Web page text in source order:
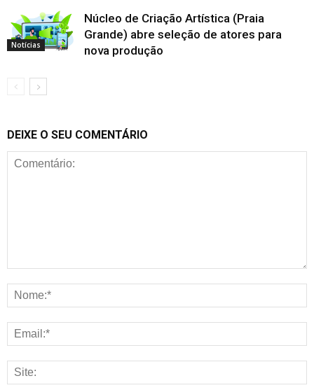
Notícias
Núcleo de Criação Artística (Praia
Grande) abre seleção de atores para
nova produção
DEIXE O SEU COMENTÁRIO